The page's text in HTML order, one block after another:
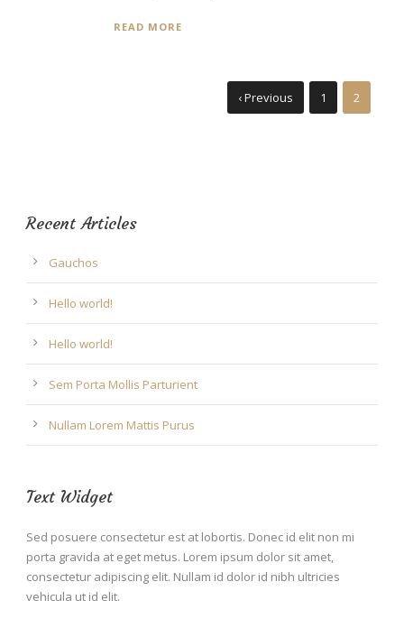
READ MORE
‹ Previous 1 2
Recent Articles
Gauchos
Hello world!
Hello world!
Sem Porta Mollis Parturient
Nullam Lorem Mattis Purus
Text Widget
Sed posuere consectetur est at lobortis. Donec id elit non mi
porta gravida at eget metus. Lorem ipsum dolor sit amet,
consectetur adipiscing elit. Nullam id dolor id nibh ultricies
vehicula ut id elit.